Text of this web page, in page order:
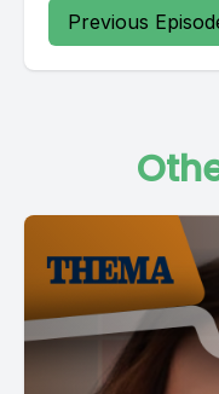
Previous